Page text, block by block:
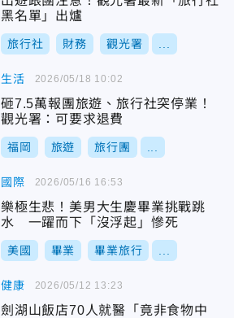
黑名單」出爐
旅行社 財務 觀光署
生活
砸7.5萬報團旅遊、旅行社突停業！
觀光署：可要求退費
福岡 旅遊 旅行團
2026/05/18 10:02
國際
樂極生悲！美男大生慶畢業挑戰跳
水 一躍而下「沒浮起」慘死
美國 畢業 畢業旅行
2026/05/16 16:53
健康
劍湖山飯店70人就醫「竟非食物中
2026/05/12 13:23